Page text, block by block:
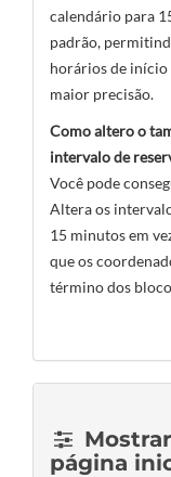
calendário para
padrão,
horários de
maior precisão.
Como altero o
intervalo de
Você pode
Altera os
15 minutos em
que os
término dos
página